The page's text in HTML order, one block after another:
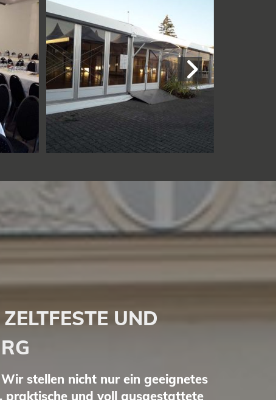
UND
stellen nicht nur ein geeignetes
praktische und voll ausgestattete